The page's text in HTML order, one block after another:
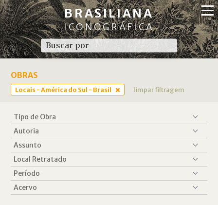
BRASILIANA
ICONOGRÁFICA
OBRAS
Locais - América do Sul - Brasil limpar filtragem